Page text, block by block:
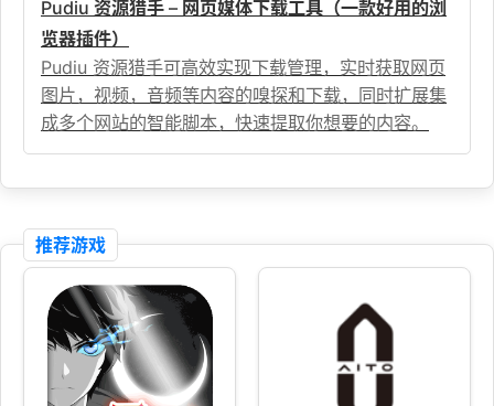
Pudiu 资源猎手 – 网页媒体下载工具（一款好用的浏
览器插件）
Pudiu 资源猎手可高效实现下载管理，实时获取网页
图片，视频，音频等内容的嗅探和下载，同时扩展集
成多个网站的智能脚本，快速提取你想要的内容。
推荐游戏